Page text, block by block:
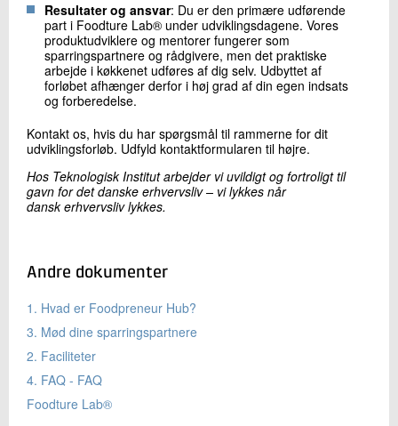
Resultater og ansvar: Du er den primære udførende
part i Foodture Lab® under udviklingsdagene. Vores
produktudviklere og mentorer fungerer som
sparringspartnere og rådgivere, men det praktiske
arbejde i køkkenet udføres af dig selv. Udbyttet af
forløbet afhænger derfor i høj grad af din egen indsats
og forberedelse.
Kontakt os, hvis du har spørgsmål til rammerne for dit
udviklingsforløb. Udfyld kontaktformularen til højre.
Hos Teknologisk Institut arbejder vi uvildigt og fortroligt til
gavn for det danske erhvervsliv – vi lykkes når
dansk erhvervsliv lykkes.
Andre dokumenter
1. Hvad er Foodpreneur Hub?
3. Mød dine sparringspartnere
2. Faciliteter
4. FAQ - FAQ
Foodture Lab®